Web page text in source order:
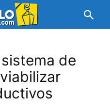
de